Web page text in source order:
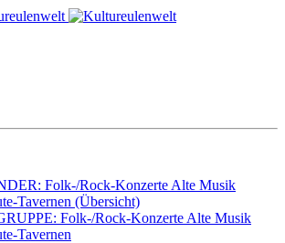
Folk-/Rock-Konzerte Alte Musik
Tavernen (Übersicht)
Folk-/Rock-Konzerte Alte Musik
Tavernen